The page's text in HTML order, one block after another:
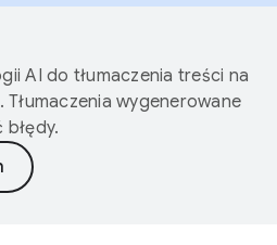
AI do tłumaczenia treści na
wygenerowane